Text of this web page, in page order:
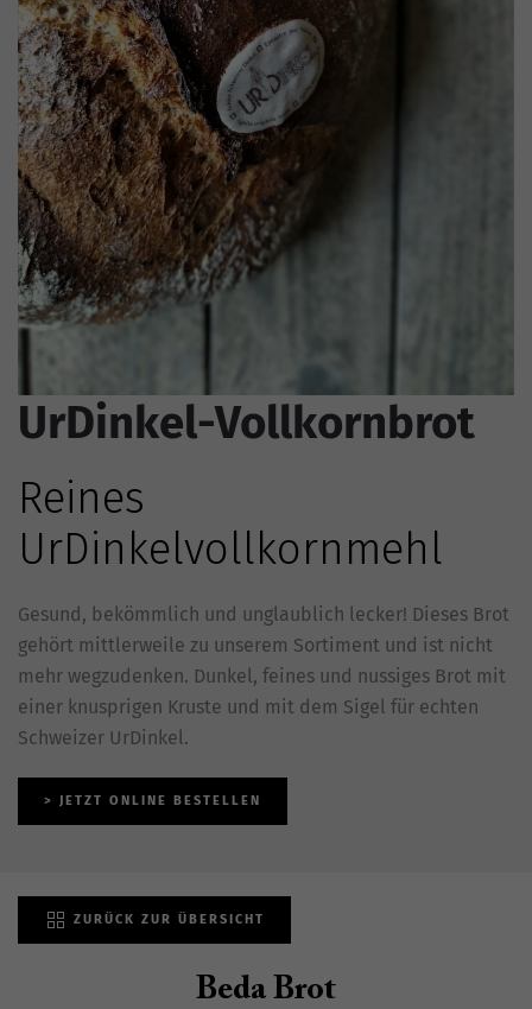
UrDinkel-Vollkornbrot
Reines
UrDinkelvollkornmehl
Gesund, bekömmlich und unglaublich lecker! Dieses Brot
gehört mittlerweile zu unserem Sortiment und ist nicht
mehr wegzudenken. Dunkel, feines und nussiges Brot mit
einer knusprigen Kruste und mit dem Sigel für echten
Schweizer UrDinkel.
> JETZT ONLINE BESTELLEN
ZURÜCK ZUR ÜBERSICHT
Beda Brot